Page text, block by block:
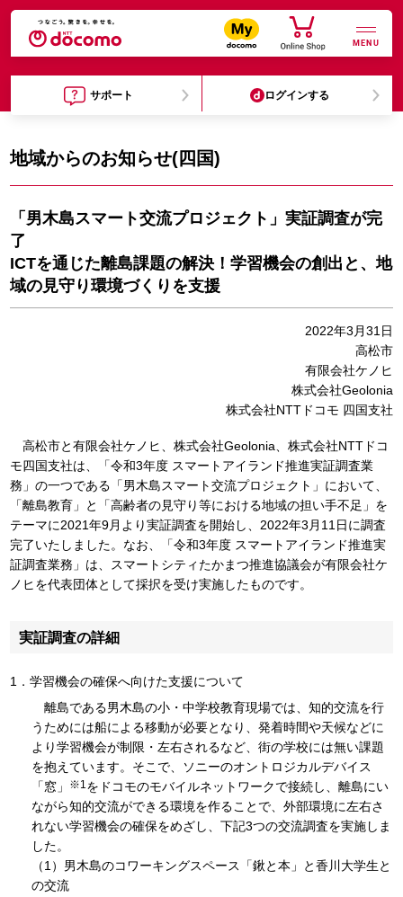
MENU
サポート ログインする
地域からのお知らせ(四国)
「男木島スマート交流プロジェクト」実証調査が完
了
ICTを通じた離島課題の解決！学習機会の創出と、地
域の見守り環境づくりを支援
2022年3月31日
高松市
有限会社ケノヒ
株式会社Geolonia
株式会社NTTドコモ 四国支社
高松市と有限会社ケノヒ、株式会社Geolonia、株式会社NTTドコ
モ四国支社は、「令和3年度 スマートアイランド推進実証調査業
務」の一つである「男木島スマート交流プロジェクト」において、
「離島教育」と「高齢者の見守り等における地域の担い手不足」を
テーマに2021年9月より実証調査を開始し、2022年3月11日に調査
完了いたしました。なお、「令和3年度 スマートアイランド推進実
証調査業務」は、スマートシティたかまつ推進協議会が有限会社ケ
ノヒを代表団体として採択を受け実施したものです。
実証調査の詳細
1．学習機会の確保へ向けた支援について
離島である男木島の小・中学校教育現場では、知的交流を行
うためには船による移動が必要となり、発着時間や天候などに
より学習機会が制限・左右されるなど、街の学校には無い課題
を抱えています。そこで、ソニーのオントロジカルデバイス
「窓」
※1をドコモのモバイルネットワークで接続し、離島にい
ながら知的交流ができる環境を作ることで、外部環境に左右さ
れない学習機会の確保をめざし、下記3つの交流調査を実施しま
した。
（1）男木島のコワーキングスペース「鍬と本」と香川大学生と
の交流